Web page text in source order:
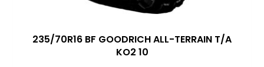
235/70R16 BF GOODRICH ALL-TERRAIN T/A
KO2 10